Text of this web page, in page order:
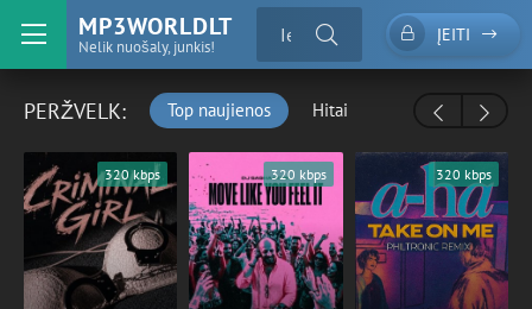
MP3WORLDLT
Nelik nuošaly, junkis!
ĮEITI
PERŽVELK: Top naujienos Hitai
320 kbps 320 kbps 320 kbps